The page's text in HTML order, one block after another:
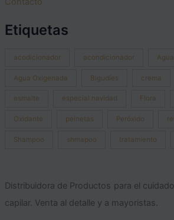
Etiquetas
acodicionador acondicionador Agua
Agua Oxigenada Bigudíes crema
esmalte especial navidad Flora
Oxidante peinetas Peróxido
Shampoo shmapoo tratamiento
Distribuidora de Productos para el
capilar. Venta al detalle y a mayoristas.